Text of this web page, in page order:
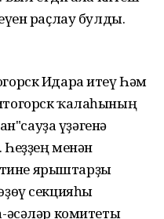
раҫлау булды.
Идара итеү Һәм
ҡалаһының
үҙәгенә
менән
тине ярыштарҙы
секцияһы
әсәләр комитеты